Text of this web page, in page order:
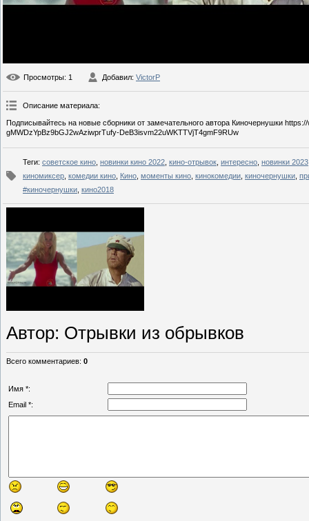
Просмотры: 1 Добавил: VictorP
Описание материала:
Подписывайтесь на новые сборники от замечательного автора Киночернушки
gMWDzYpBz9bGJ2wAziwprTufy-DeB3isvm22uWKTTVjT4gmF9RUw
Теги: советское кино новинки кино 2022 кино-отрывок интересно новинки 2023
киномиксер комедии кино Кино моменты кино кинокомедии киночернушки
#киночернушки кино2018
Автор: Отрывки из обрывков
Всего комментариев: 0
Имя *:
Email *: